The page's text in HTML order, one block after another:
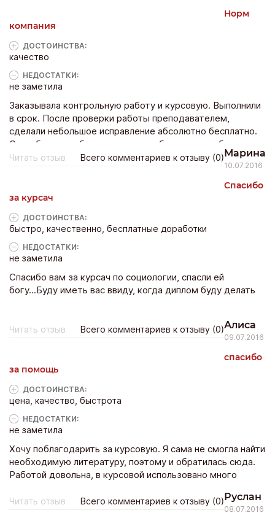
Норм
компания
ДОСТОИНCТВА:
качество
НЕДОСТАТКИ:
не заметила
Заказывала контрольную работу и курсовую. Выполнили
в срок. После проверки работы преподавателем,
сделали небольшое исправление абсолютно бесплатно.
Спасибо вам ребята, если понадобятся еще работы
подобного рода, то обращаться буду только к вам.
Читать отзыв Всего комментариев к отзыву (0)Марина
10.07.2016
Спасибо
за курсач
ДОСТОИНCТВА:
быстро, качественно, бесплатные доработки
НЕДОСТАТКИ:
не заметила
Спасибо вам за курсач по социологии, спасли ей
богу...Буду иметь вас ввиду, когда диплом буду делать
Читать отзыв Всего комментариев к отзыву (0)Алиса
09.07.2016
спасибо
за помощь
ДОСТОИНCТВА:
цена, качество, быстрота
НЕДОСТАТКИ:
не заметила
Хочу поблагодарить за курсовую. Я сама не смогла найти
необходимую литературу, поэтому и обратилась сюда.
Работой довольна, в курсовой использовано много
Спасибо!
Читать отзыв Всего комментариев к отзыву (0)Руслан
08.07.2016